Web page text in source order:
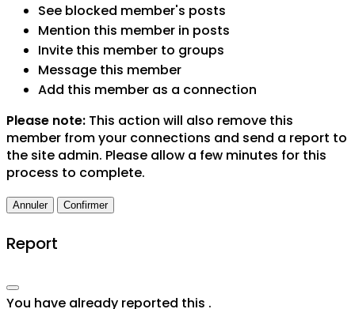
See blocked member's posts
Mention this member in posts
Invite this member to groups
Message this member
Add this member as a connection
Please note: This action will also remove this
member from your connections and send a report to
the site admin. Please allow a few minutes for this
process to complete.
Confirmer
Report
You have already reported this .